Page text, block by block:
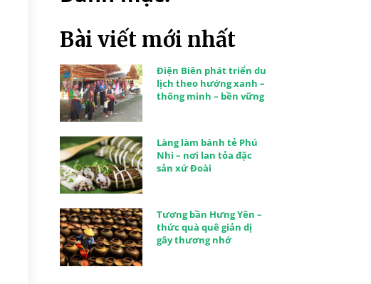
Bài viết mới nhất
Điện Biên phát triển du
lịch theo hướng xanh –
thông minh – bền vững
Làng làm bánh tẻ Phú
Nhi – nơi lan tỏa đặc
sản xứ Đoài
Tương bần Hưng Yên –
thức quà quê giản dị
gây thương nhớ